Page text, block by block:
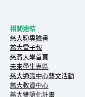
相關連結
慈大粉專臉書
慈大電子報
慈濟大學首頁
未來學生專區
慈大通識中心藝文活動
慈大教資中心
慈大雙語化計畫